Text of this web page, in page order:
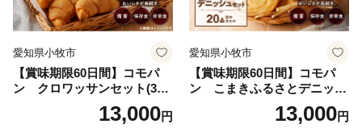
愛知県小牧市
【賞味期限60日間】コモパ
ン クロワッサンセット(30
個入り)／災害用備蓄 保存食
非常食 防災グッズにも
13,000円
愛知県小牧市
【賞味期限60日間】コモパ
ン こまきふるさとデニッシ
ュセット（20個入り）／災害
用備蓄 保存食 非常食 防災グ
13,000円